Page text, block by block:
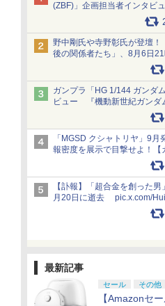
(ZBF)」企画担当者インタビ
デザインまで再現可能なボリ
ト pic.x.com/6zOqQAQKkX
野中剛氏や寺野彰氏が登壇
後の関係者たち」、8月6日
は「超合金」！
ガンプラ「HG 1/144 ガンダ
ビュー 『機動新世紀ガンダ
ンナーアームガトリングの変
最新フォーマットでキット化
pic.x.com/nszPIDTpbg
「MGSD クシャトリヤ」9月
報密度を展示で目撃せよ！【
り下ろし】 pic.x.com/
【訃報】「超合金を創った
月20日に逝去
最新記事
セール その他
【Amazonセー